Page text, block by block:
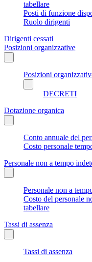
tabellare
Posti di funzione
Ruolo dirigenti
Dirigenti cessati
Posizioni organizzative
Posizioni
DECRETI
Dotazione organica
Conto annuale del
Costo personale
Personale non a tempo
Personale non a
Costo del personale
tabellare
Tassi di assenza
Tassi di assenza